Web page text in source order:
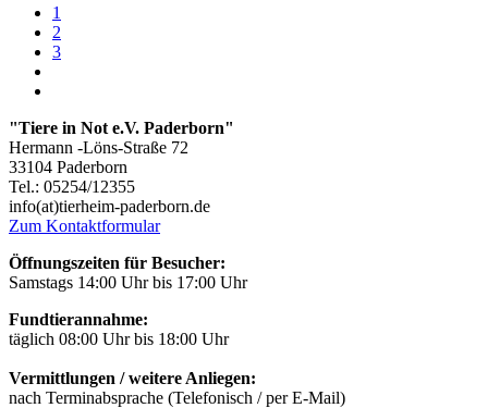
1
2
3
"Tiere in Not e.V. Paderborn"
Hermann -Löns-Straße 72
33104 Paderborn
Tel.: 05254/12355
info(at)tierheim-paderborn.de
Zum Kontaktformular
Öffnungszeiten für Besucher:
Samstags 14:00 Uhr bis 17:00 Uhr
Fundtierannahme:
täglich 08:00 Uhr bis 18:00 Uhr
Vermittlungen / weitere Anliegen:
nach Terminabsprache (Telefonisch / per E-Mail)